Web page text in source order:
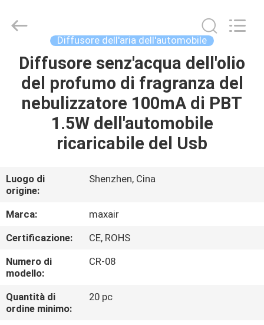
CASA
PRODOTTI
GIRO
DELLA
FABBRICA
CONTROLLO
DI
QUALITÀ
Industrial
Reserved.
Diffusore dell'aria dell'automobile
Diffusore senz'acqua dell'olio
del profumo di fragranza del
nebulizzatore 100mA di PBT
1.5W dell'automobile
ricaricabile del Usb
Luogo di
origine:
Shenzhen, Cina
Marca:
maxair
Certificazione:
CE, ROHS
Numero di
modello:
CR-08
Quantità di
ordine minimo:
20 pc